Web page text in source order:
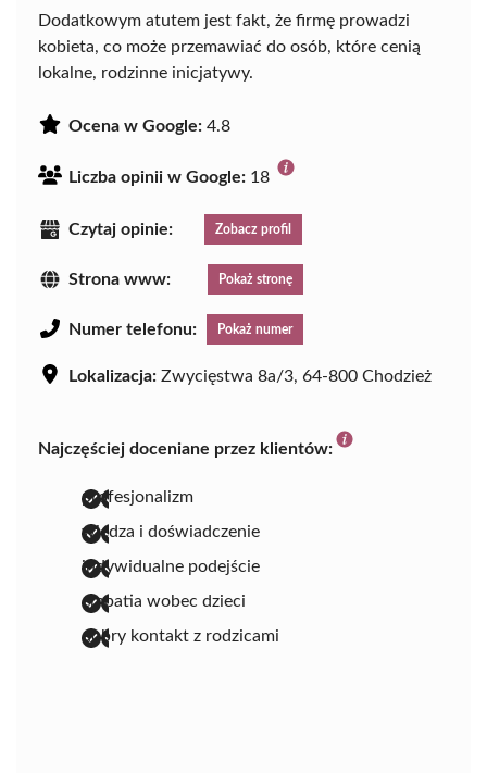
Dodatkowym atutem jest fakt, że firmę prowadzi
kobieta, co może przemawiać do osób, które cenią
lokalne, rodzinne inicjatywy.
Ocena w Google: 4.8
Liczba opinii w Google: 18
Czytaj opinie: Zobacz profil
Strona www: Pokaż stronę
Numer telefonu: Pokaż numer
Lokalizacja: Zwycięstwa 8a/3, 64-800 Chodzież
Najczęściej doceniane przez klientów:
profesjonalizm
wiedza i doświadczenie
indywidualne podejście
empatia wobec dzieci
dobry kontakt z rodzicami